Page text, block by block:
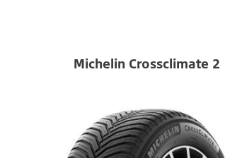
Michelin Crossclimate 2